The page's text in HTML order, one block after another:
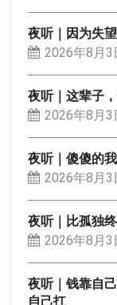
夜听｜因为失
2026年8月3
夜听｜这辈子
2026年8月3
夜听｜傻傻的
2026年8月3
夜听｜比孤独
2026年8月3
夜听｜钱靠自
自己扛